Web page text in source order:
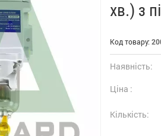
хв.) з
Код товару:
Наявність:
Ціна :
Кількість: